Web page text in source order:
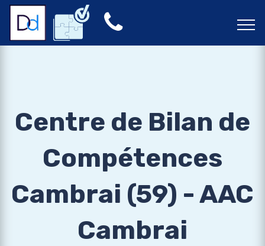
Centre de Bilan de
Compétences
Cambrai (59) - AAC
Cambrai